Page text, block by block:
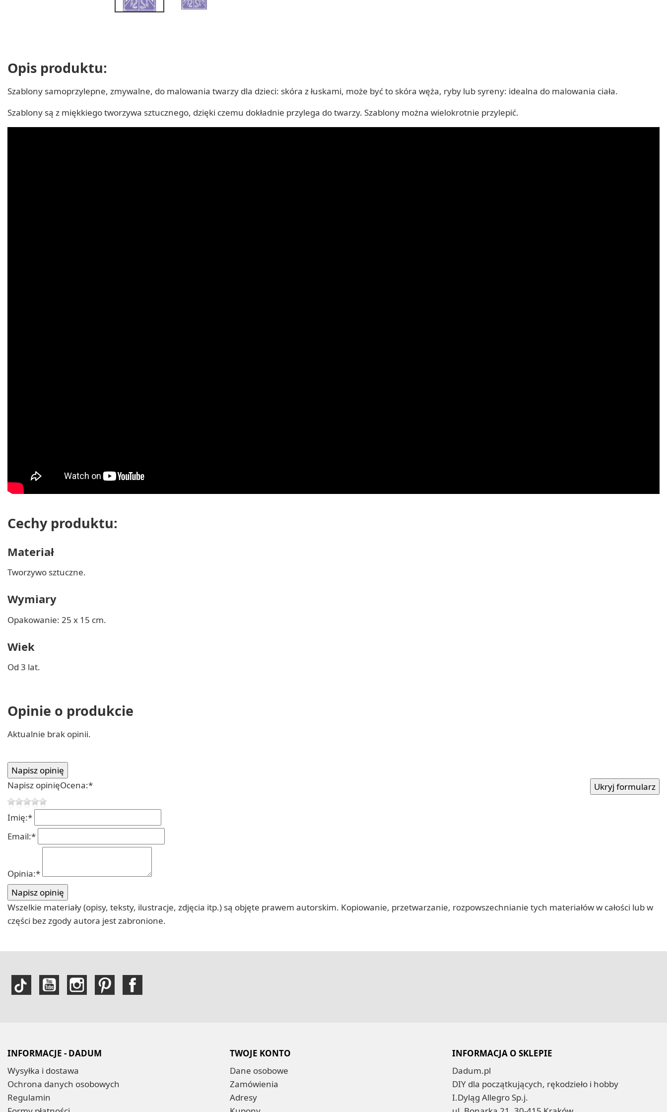
Opis produktu:
Szablony samoprzylepne, zmywalne, do malowania twarzy dla dzieci: skóra z łuskami, może być to skóra węża, ryby lub syreny: idealna do malowania ciała.
Szablony są z miękkiego tworzywa sztucznego, dzięki czemu dokładnie przylega do twarzy. Szablony można wielokrotnie przylepić.
Cechy produktu:
Materiał
Tworzywo sztuczne.
Wymiary
Opakowanie: 25 x 15 cm.
Wiek
Od 3 lat.
Opinie o produkcie
Aktualnie brak opinii.
Napisz opinięOcena:*
Imię:*
Email:*
Opinia:*
Wszelkie materiały (opisy, teksty, ilustracje, zdjęcia itp.) są objęte prawem autorskim. Kopiowanie, przetwarzanie, rozpowszechnianie tych materiałów w całości lub w
części bez zgody autora jest zabronione.
INFORMACJE - DADUM
Wysyłka i dostawa
Ochrona danych osobowych
Regulamin
TWOJE KONTO
Dane osobowe
Zamówienia
Adresy
INFORMACJA O SKLEPIE
Dadum.pl
DIY dla początkujących, rękodzieło i hobby
I.Dyląg Allegro Sp.j.